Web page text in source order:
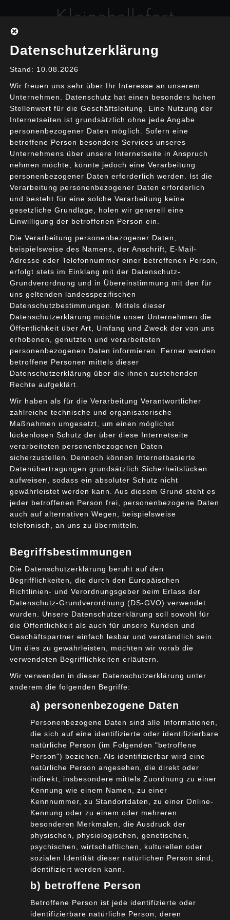
content
Kleinehellefort
Geschäftsfunktion
Use Cases für die
Projektinitiierung
20. September 2020 Enterprise Architecture
Governance,Methoden
Viele Unternehmen benutzen „Use Cases“, um eine
abstrakte Beschreibung ihres Vorhabens zu entwickeln
und dieses zu kommunizieren. Unabhängig von der
später eingesetzten Methode, mit der ein Vorhaben
realisiert wird, gibt es vorab zu ermittelnde Daten, die
ein Stakeholder benötigt, um fundierte Entscheidungen
READ MORE
RECENT POSTS
28. Januar 2021
Passwort-Sicherheit – oder täglich grüßt das
Murmeltier
20. Januar 2021
Datenschutzerklärung
Stand: 10.08.2026
Wir freuen uns sehr über Ihr Interesse an unserem
Unternehmen. Datenschutz hat einen besonders hohen
Stellenwert für die Geschäftsleitung. Eine Nutzung der
Internetseiten ist grundsätzlich ohne jede Angabe
personenbezogener Daten möglich. Sofern eine
betroffene Person besondere Services unseres
Unternehmens über unsere Internetseite in Anspruch
nehmen möchte, könnte jedoch eine Verarbeitung
personenbezogener Daten erforderlich werden. Ist die
Verarbeitung personenbezogener Daten erforderlich
und besteht für eine solche Verarbeitung keine
gesetzliche Grundlage, holen wir generell eine
Einwilligung der betroffenen Person ein.
Die Verarbeitung personenbezogener Daten,
beispielsweise des Namens, der Anschrift, E-Mail-
Adresse oder Telefonnummer einer betroffenen Person,
erfolgt stets im Einklang mit der Datenschutz-
Grundverordnung und in Übereinstimmung mit den für
uns geltenden landesspezifischen
Datenschutzbestimmungen. Mittels dieser
Datenschutzerklärung möchte unser Unternehmen die
Öffentlichkeit über Art, Umfang und Zweck der von uns
erhobenen, genutzten und verarbeiteten
personenbezogenen Daten informieren. Ferner werden
betroffene Personen mittels dieser
Datenschutzerklärung über die ihnen zustehenden
Rechte aufgeklärt.
Wir haben als für die Verarbeitung Verantwortlicher
zahlreiche technische und organisatorische
Maßnahmen umgesetzt, um einen möglichst
lückenlosen Schutz der über diese Internetseite
verarbeiteten personenbezogenen Daten
sicherzustellen. Dennoch können Internetbasierte
Datenübertragungen grundsätzlich Sicherheitslücken
aufweisen, sodass ein absoluter Schutz nicht
gewährleistet werden kann. Aus diesem Grund steht es
jeder betroffenen Person frei, personenbezogene Daten
auch auf alternativen Wegen, beispielsweise
telefonisch, an uns zu übermitteln.
Begriffsbestimmungen
Die Datenschutzerklärung beruht auf den
Begrifflichkeiten, die durch den Europäischen
Richtlinien- und Verordnungsgeber beim Erlass der
Datenschutz-Grundverordnung (DS-GVO) verwendet
wurden. Unsere Datenschutzerklärung soll sowohl für
die Öffentlichkeit als auch für unsere Kunden und
Geschäftspartner einfach lesbar und verständlich sein.
Um dies zu gewährleisten, möchten wir vorab die
verwendeten Begrifflichkeiten erläutern.
Wir verwenden in dieser Datenschutzerklärung unter
anderem die folgenden Begriffe:
a) personenbezogene Daten
Personenbezogene Daten sind alle Informationen,
die sich auf eine identifizierte oder identifizierbare
natürliche Person (im Folgenden "betroffene
Person") beziehen. Als identifizierbar wird eine
natürliche Person angesehen, die direkt oder
indirekt, insbesondere mittels Zuordnung zu einer
Kennung wie einem Namen, zu einer
Kennnummer, zu Standortdaten, zu einer Online-
Kennung oder zu einem oder mehreren
besonderen Merkmalen, die Ausdruck der
physischen, physiologischen, genetischen,
psychischen, wirtschaftlichen, kulturellen oder
sozialen Identität dieser natürlichen Person sind,
identifiziert werden kann.
b) betroffene Person
Betroffene Person ist jede identifizierte oder
identifizierbare natürliche Person, deren